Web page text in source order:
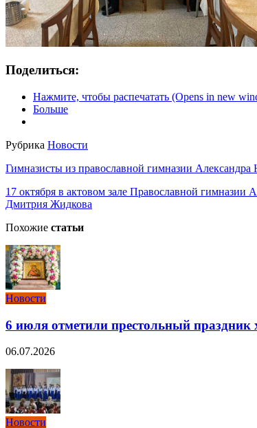
Поделиться:
Нажмите, чтобы распечатать (Opens in new
Больше
Рубрика Новости
Гимназисты из православной гимназии
17 октября в актовом зале Православной гимназии
Дмитрия Жидкова
Похожие статьи
Новости
6 июля отметили престольный
06.07.2026
Новости